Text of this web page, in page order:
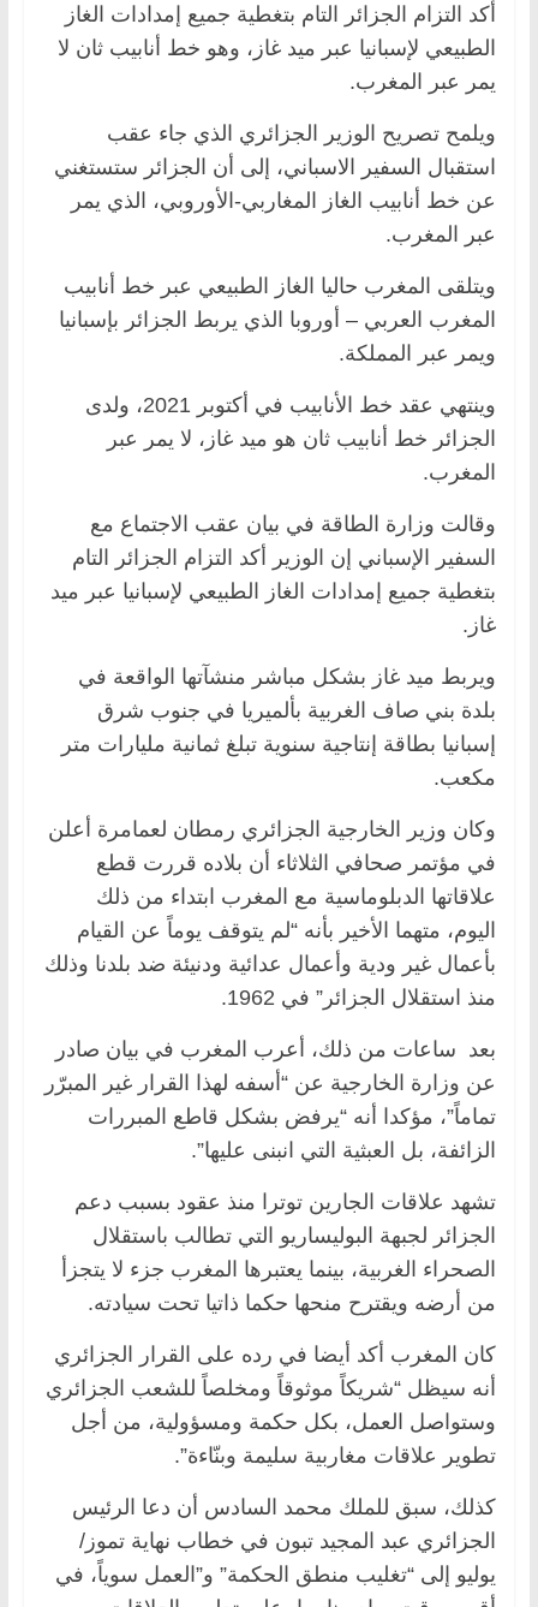
أكد التزام الجزائر التام بتغطية جميع إمدادات الغاز
الطبيعي لإسبانيا عبر ميد غاز، وهو خط أنابيب ثان لا
يمر عبر المغرب.
ويلمح تصريح الوزير الجزائري الذي جاء عقب
استقبال السفير الاسباني، إلى أن الجزائر ستستغني
عن خط أنابيب الغاز المغاربي-الأوروبي، الذي يمر
عبر المغرب.
ويتلقى المغرب حاليا الغاز الطبيعي عبر خط أنابيب
المغرب العربي – أوروبا الذي يربط الجزائر بإسبانيا
ويمر عبر المملكة.
وينتهي عقد خط الأنابيب في أكتوبر 2021، ولدى
الجزائر خط أنابيب ثان هو ميد غاز، لا يمر عبر
المغرب.
وقالت وزارة الطاقة في بيان عقب الاجتماع مع
السفير الإسباني إن الوزير أكد التزام الجزائر التام
بتغطية جميع إمدادات الغاز الطبيعي لإسبانيا عبر ميد
غاز.
ويربط ميد غاز بشكل مباشر منشآتها الواقعة في
بلدة بني صاف الغربية بألميريا في جنوب شرق
إسبانيا بطاقة إنتاجية سنوية تبلغ ثمانية مليارات متر
مكعب.
وكان وزير الخارجية الجزائري رمطان لعمامرة أعلن
في مؤتمر صحافي الثلاثاء أن بلاده قررت قطع
علاقاتها الدبلوماسية مع المغرب ابتداء من ذلك
اليوم، متهما الأخير بأنه “لم يتوقف يوماً عن القيام
بأعمال غير ودية وأعمال عدائية ودنيئة ضد بلدنا وذلك
منذ استقلال الجزائر” في 1962.
بعد ساعات من ذلك، أعرب المغرب في بيان صادر
عن وزارة الخارجية عن “أسفه لهذا القرار غير المبرّر
تماماً”، مؤكدا أنه “يرفض بشكل قاطع المبررات
الزائفة، بل العبثية التي انبنى عليها”.
تشهد علاقات الجارين توترا منذ عقود بسبب دعم
الجزائر لجبهة البوليساريو التي تطالب باستقلال
الصحراء الغربية، بينما يعتبرها المغرب جزء لا يتجزأ
من أرضه ويقترح منحها حكما ذاتيا تحت سيادته.
كان المغرب أكد أيضا في رده على القرار الجزائري
أنه سيظل “شريكاً موثوقاً ومخلصاً للشعب الجزائري
وستواصل العمل، بكل حكمة ومسؤولية، من أجل
تطوير علاقات مغاربية سليمة وبنّاءة”.
كذلك، سبق للملك محمد السادس أن دعا الرئيس
الجزائري عبد المجيد تبون في خطاب نهاية تموز/
يوليو إلى “تغليب منطق الحكمة” و”العمل سوياً، في